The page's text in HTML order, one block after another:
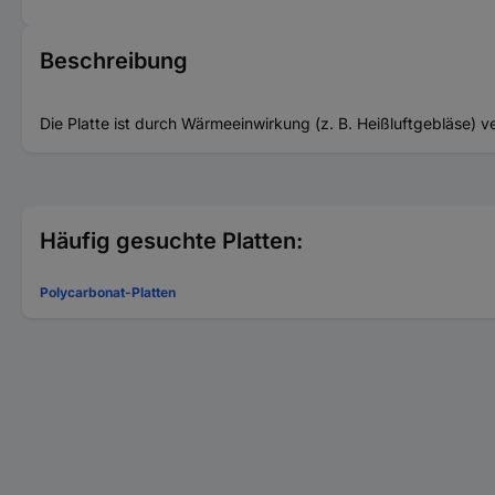
Beschreibung
Die Platte ist durch Wärmeeinwirkung (z. B. Heißluftgebläse)
Häufig gesuchte Platten:
Polycarbonat-Platten